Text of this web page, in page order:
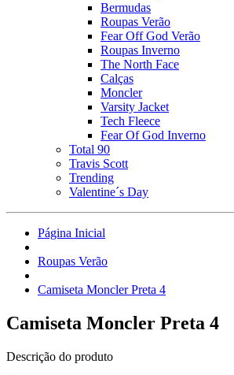
Bermudas
Roupas Verão
Fear Off God Verão
Roupas Inverno
The North Face
Calças
Moncler
Varsity Jacket
Tech Fleece
Fear Of God Inverno
Total 90
Travis Scott
Trending
Valentine´s Day
Página Inicial
Roupas Verão
Camiseta Moncler Preta 4
Camiseta Moncler Preta 4
Descrição do produto